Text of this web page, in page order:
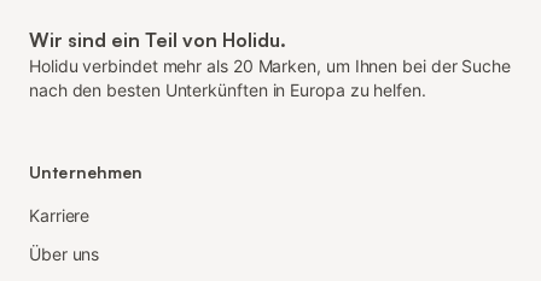
Wir sind ein Teil von Holidu.
Holidu verbindet mehr als 20 Marken, um Ihnen bei der Suche
nach den besten Unterkünften in Europa zu helfen.
Unternehmen
Karriere
Über uns